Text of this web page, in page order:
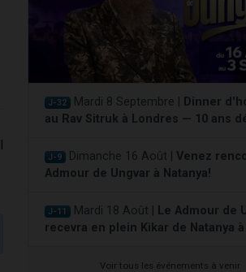
J-32 Mardi 8 Septembre |
Dinner
au Rav Sitruk à Londres — 10 ans
J-9 Dimanche 16 Août | Venez
Admour de Ungvar à Natanya!
J-11 Mardi 18 Août |
Le Admour de
recevra en plein Kikar de Natanya
Voir tous les événements à venir